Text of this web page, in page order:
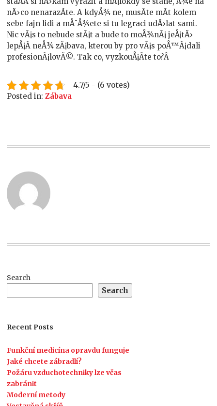
nÄ›co nenarazÃ­te. A kdyÅ¾ ne, musÃ­te mÃ­t kolem
sebe fajn lidi a mÅ¯Å¾ete si tu legraci udÄ›lat sami.
Nic vÃ¡s to nebude stÃ¡t a bude to moÅ¾nÃ¡ jeÅ¡tÄ›
lepÅ¡Ã­ neÅ¾ zÃ¡bava, kterou by pro vÃ¡s poÅ™Ã¡dali
profesionÃ¡lovÃ©. Tak co, vyzkouÅ¡Ã­te to?Â
4.7/5 - (6 votes)
Posted in:Zábava
Search
Search
Recent Posts
Funkční medicína opravdu funguje
Jaké chcete zábradlí?
Požáru vzduchotechniky lze včas
zabránit
Moderní metody